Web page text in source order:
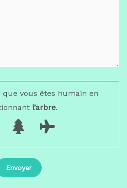
vous êtes humain en
l’arbre.